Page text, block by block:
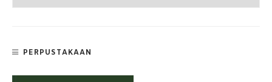
PERPUSTAKAAN